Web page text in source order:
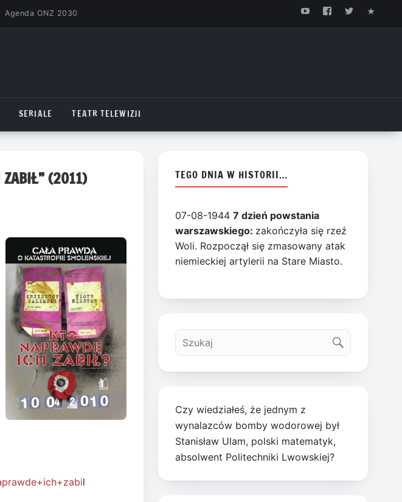
Agenda ONZ 2030
SERIALE TEATR TELEWIZJI
ZABIŁ” (2011)
l
TEGO DNIA W HISTORII…
07-08-19447 dzień powstania
warszawskiego: zakończyła się rzeź
Woli. Rozpoczął się zmasowany atak
niemieckiej artylerii na Stare Miasto.
Czy wiedziałeś, że jednym z
wynalazców bomby wodorowej był
Stanisław Ulam, polski matematyk,
absolwent Politechniki Lwowskiej?